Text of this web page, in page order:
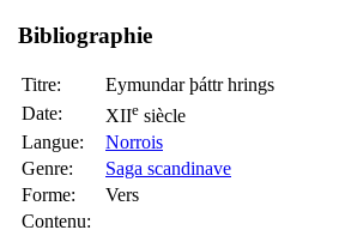
Bibliographie
Titre:
Eymundar þáttr hrings
Date:
XIIe siècle
Langue:
Norrois
Genre:
Saga scandinave
Forme:
Vers
Contenu: